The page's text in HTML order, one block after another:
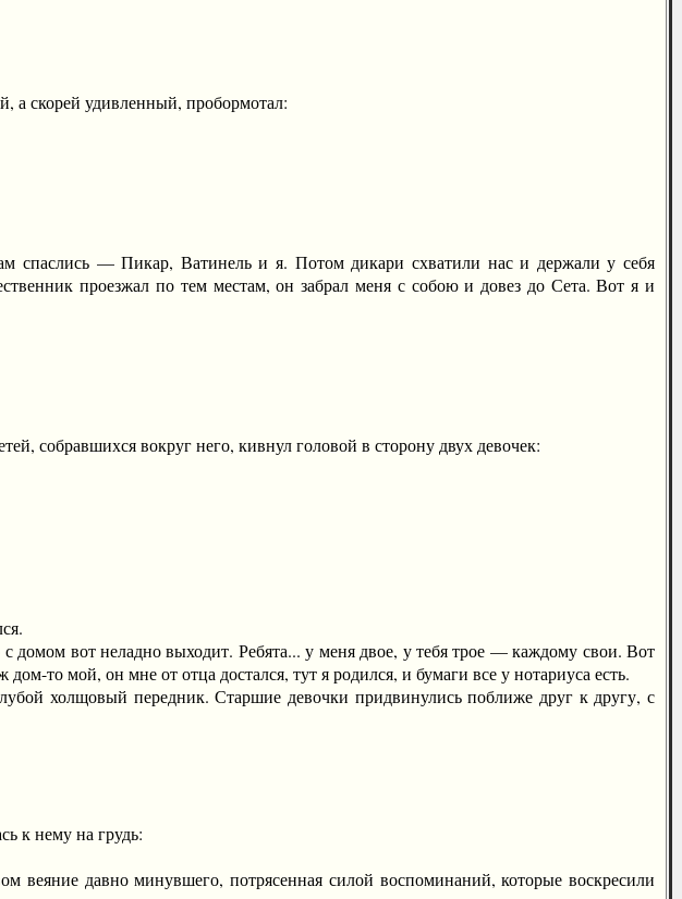
а скорей удивленный, пробормотал:
— Пикар, Ватинель и я. Потом дикари схватили нас и держали у себя
проезжал по тем местам, он забрал меня с собою и довез до Сета. Вот я и
собравшихся вокруг него, кивнул головой в сторону двух девочек:
вот неладно выходит. Ребята... у меня двое, у тебя трое — каждому свои. Вот
то мой, он мне от отца достался, тут я родился, и бумаги все у нотариуса есть.
холщовый передник. Старшие девочки придвинулись поближе друг к другу, с
к нему на грудь:
давно минувшего, потрясенная силой воспоминаний, которые воскресили